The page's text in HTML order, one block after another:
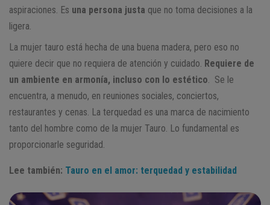
aspiraciones. Es una persona justa que no toma decisiones a la
ligera.
La mujer tauro está hecha de una buena madera, pero eso no
quiere decir que no requiera de atención y cuidado. Requiere de
un ambiente en armonía, incluso con lo estético . Se le
encuentra, a menudo, en reuniones sociales, conciertos,
restaurantes y cenas. La terquedad es una marca de nacimiento
tanto del hombre como de la mujer Tauro. Lo fundamental es
proporcionarle seguridad.
Lee también: Tauro en el amor: terquedad y estabilidad